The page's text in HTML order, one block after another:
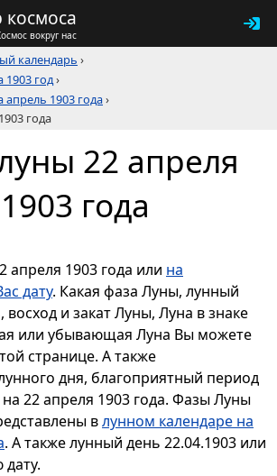
вокруг нас
календарь ›
год›
1903 года›
года
22 апреля
1903 года
апреля 1903 года или на
дату. Какая фаза Луны, лунный
и закат Луны, Луна в знаке
или убывающая Луна Вы можете
странице. А также
дня, благоприятный период
22 апреля 1903 года. Фазы Луны
влунном календаре на
. А также лунный день 22.04.1903 или